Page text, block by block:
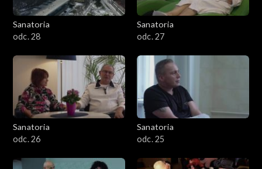
Sanatoria
odc. 28
Sanatoria
odc. 27
Sanatoria
odc. 26
Sanatoria
odc. 25